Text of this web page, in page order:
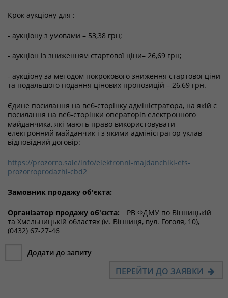
Крок аукціону для :
- аукціону з умовами – 53,38 грн;
- аукціон із зниженням стартової ціни– 26,69 грн;
- аукціону за методом покрокового зниження стартової ціни
та подальшого подання цінових пропозицій – 26,69 грн.
Єдине посилання на веб-сторінку адміністратора, на якій є
посилання на веб-сторінки операторів електронного
майданчика, які мають право використовувати
електронний майданчик і з якими адміністратор уклав
відповідний договір:
https://prozorro.sale/info/elektronni-majdanchiki-ets-
prozorroprodazhi-cbd2
Замовник продажу об'єкта:
Організатор продажу об'єкта:
РВ ФДМУ по Вінницькій
та Хмельницькій областях (м. Вінниця, вул. Гоголя, 10),
(0432) 67-27-46
Додати до запиту
ПЕРЕЙТИ ДО ЗАЯВКИ